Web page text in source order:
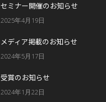
セミナー開催のお知らせ
2025年4月19日
メディア掲載のお知らせ
2024年5月17日
受賞のお知らせ
2024年1月22日